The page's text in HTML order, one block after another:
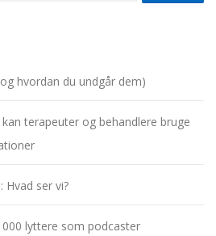
hvordan du undgår dem)
terapeuter og behandlere bruge
Hvad ser vi?
lyttere som podcaster